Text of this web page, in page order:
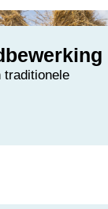
traditionele